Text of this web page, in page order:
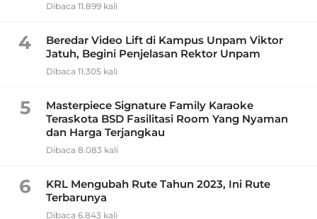
Dibaca 11.899 kali
4
Beredar Video Lift di Kampus Unpam Viktor
Jatuh, Begini Penjelasan Rektor Unpam
Dibaca 11.305 kali
5
Masterpiece Signature Family Karaoke
Teraskota BSD Fasilitasi Room Yang Nyaman
dan Harga Terjangkau
Dibaca 8.083 kali
6
KRL Mengubah Rute Tahun 2023, Ini Rute
Terbarunya
Dibaca 6.843 kali